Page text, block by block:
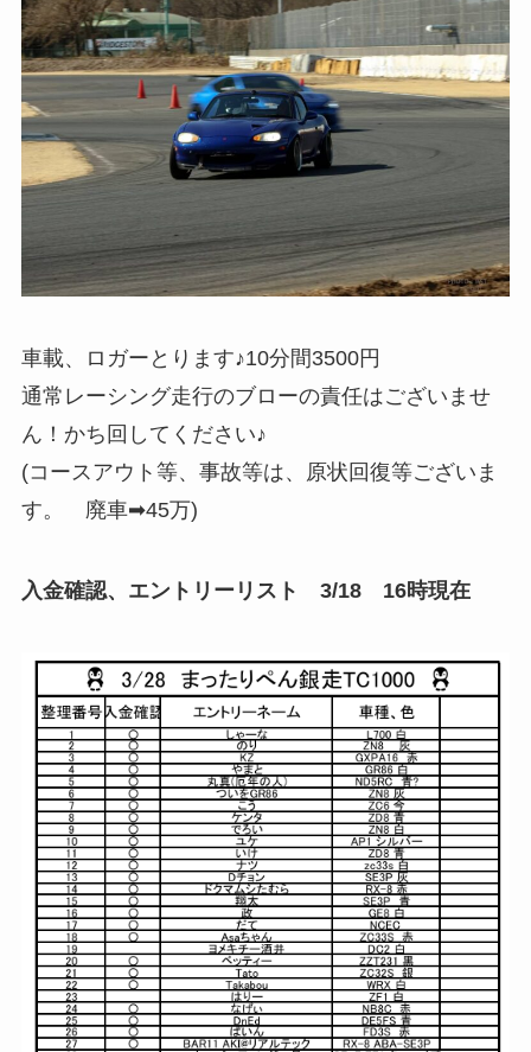
車載、ロガーとります♪10分間3500円
通常レーシング走行のブローの責任はございませ
ん！かち回してください♪
(コースアウト等、事故等は、原状回復等ございま
す。 廃車➡45万)
入金確認、エントリーリスト 3/18 16時現在